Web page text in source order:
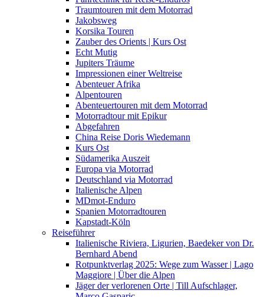
Traumtouren mit dem Motorrad
Jakobsweg
Korsika Touren
Zauber des Orients | Kurs Ost
Echt Mutig
Jupiters Träume
Impressionen einer Weltreise
Abenteuer Afrika
Alpentouren
Abenteuertouren mit dem Motorrad
Motorradtour mit Epikur
Abgefahren
China Reise Doris Wiedemann
Kurs Ost
Südamerika Auszeit
Europa via Motorrad
Deutschland via Motorrad
Italienische Alpen
MDmot-Enduro
Spanien Motorradtouren
Kapstadt-Köln
Reiseführer
Italienische Riviera, Ligurien, Baedeker von Dr.
Bernhard Abend
Rotpunktverlag 2025: Wege zum Wasser | Lago
Maggiore | Über die Alpen
Jäger der verlorenen Orte | Till Aufschlager,